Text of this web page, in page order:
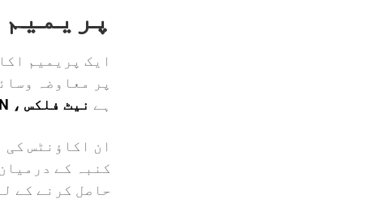
ایک پریمیم
پر معاوضہ
ہے نیٹ فلکس ، HBO ، DAZN ، اسپاٹائف
ان اکاؤنٹس کی
کنبہ کے
حاصل کرنے کے